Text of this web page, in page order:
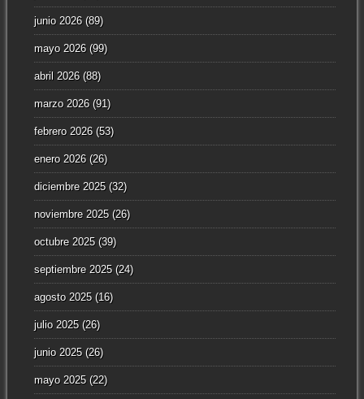
junio 2026(89)
mayo 2026(99)
abril 2026(88)
marzo 2026(91)
febrero 2026(53)
enero 2026(26)
diciembre 2025(32)
noviembre 2025(26)
octubre 2025(39)
septiembre 2025(24)
agosto 2025(16)
julio 2025(26)
junio 2025(26)
mayo 2025(22)